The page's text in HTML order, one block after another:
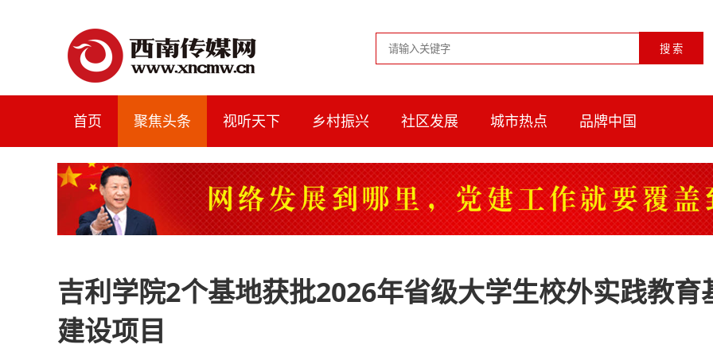
首页 聚焦头条 视听天下 乡村振兴 社区发展 城市热点 品牌中国
吉利学院2个基地获批2026年省级大学生校外实践教育
建设项目